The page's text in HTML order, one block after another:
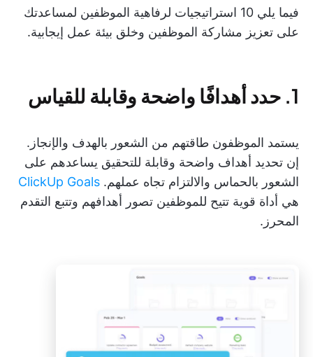
فيما يلي 10 استراتيجيات لرفاهية الموظفين لمساعدتك
على تعزيز مشاركة الموظفين وخلق بيئة عمل إيجابية.
1. حدد أهدافًا واضحة وقابلة للقياس
يستمد الموظفون طاقتهم من الشعور بالهدف والإنجاز.
إن تحديد أهداف واضحة وقابلة للتحقيق يساعدهم على
الشعور بالحماس والالتزام تجاه عملهم. ClickUp Goals
هي أداة قوية تتيح للموظفين تصور أهدافهم وتتبع التقدم
المحرز.